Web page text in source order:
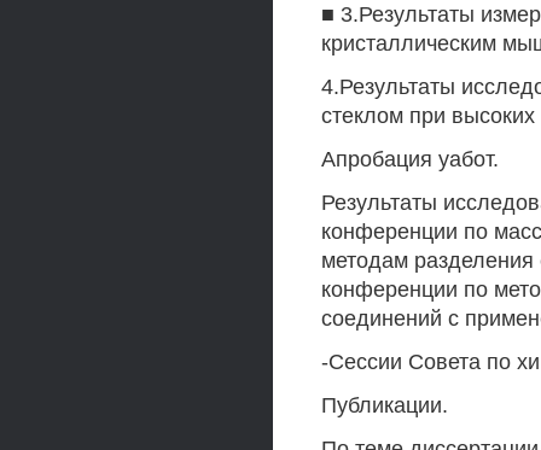
■ 3.Результаты
кристаллическим
4.Результаты
стеклом при
Апробация уабот.
Результаты
конференции по
методам
конференции по
соединений с
-Сессии Совета по
Публикации.